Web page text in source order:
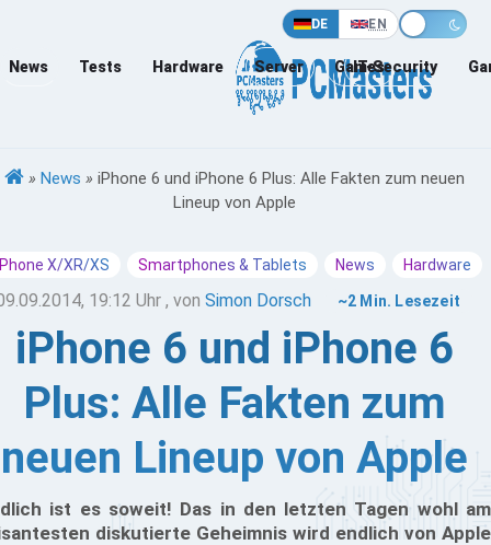
DE EN
News Tests Hardware Server Games
IT-Security
» News » iPhone 6 und iPhone 6 Plus: Alle Fakten zum neuen
Lineup von Apple
X/XR/XS Smartphones & Tablets News Hardware
19:12 Uhr , von Simon Dorsch ~2 Min. Lesezeit
iPhone 6 und iPhone 6
Plus: Alle Fakten zum
neuen Lineup von Apple
ist es soweit! Das in den letzten Tagen wohl am
diskutierte Geheimnis wird endlich von Apple